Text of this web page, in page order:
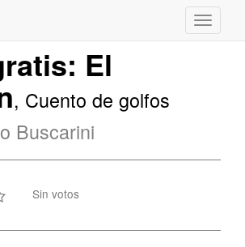
El
, Cuento de golfos
Buscarini
Sin votos